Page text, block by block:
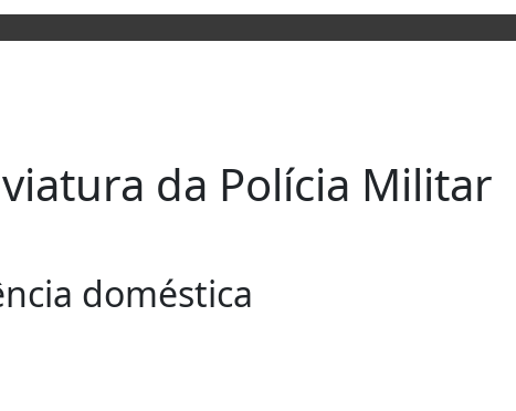
da Polícia Militar
doméstica